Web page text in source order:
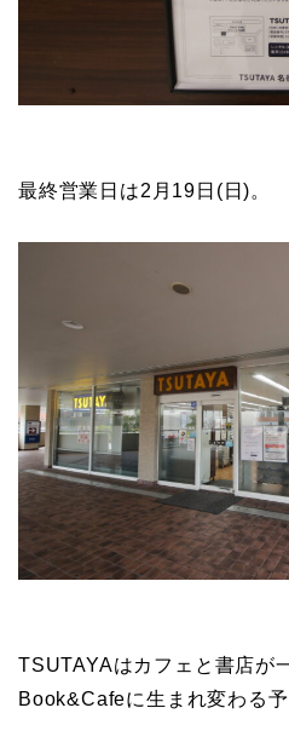
最終営業日は2月19日(日)。
TSUTAYAはカフェと書店が
Book&Cafeに生まれ変わる予